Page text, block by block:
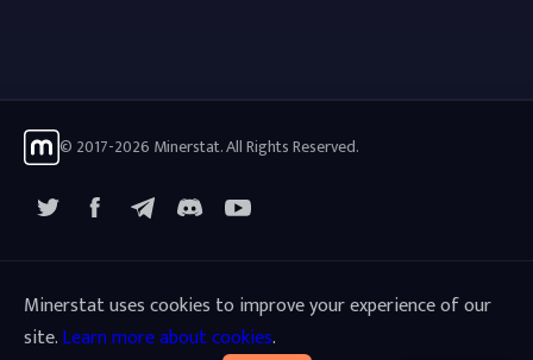
© 2017-2026 Minerstat. All Rights Reserved.
FacebookTelegramYouTube
Minerstat uses cookies to improve your experience of our
site.Learn more about cookies.